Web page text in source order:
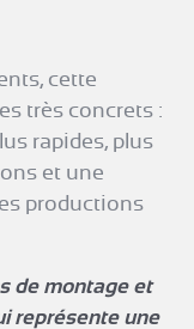
cette
très concrets :
rapides, plus
et une
productions
de montage et
représente une